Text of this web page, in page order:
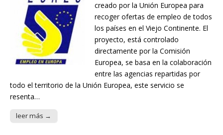
creado por la Unión Europea para
recoger ofertas de empleo de todos
los países en el Viejo Continente. El
proyecto, está controlado
directamente por la Comisión
Europea, se basa en la colaboración
entre las agencias repartidas por
todo el territorio de la Unión Europea, este servicio se
resenta…
leer más →